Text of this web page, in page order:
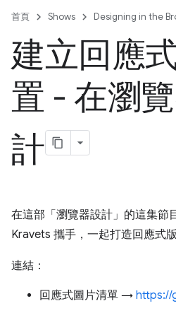
首頁 Shows Designing in the
建立回應
置 - 在瀏
計
在這部「瀏覽器設計」的這集節
Kravets 攜手，一起打造回應式版
連結：
回應式圖片清單 → https://